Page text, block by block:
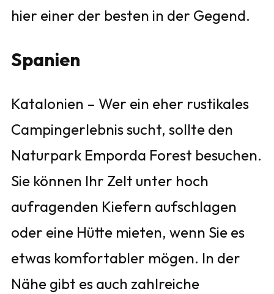
hier einer der besten in der Gegend.
Spanien
Katalonien – Wer ein eher rustikales
Campingerlebnis sucht, sollte den
Naturpark Emporda Forest besuchen.
Sie können Ihr Zelt unter hoch
aufragenden Kiefern aufschlagen
oder eine Hütte mieten, wenn Sie es
etwas komfortabler mögen. In der
Nähe gibt es auch zahlreiche